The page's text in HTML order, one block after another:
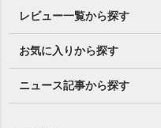
レビュー一覧から探す
お気に入りから探す
ニュース記事から探す